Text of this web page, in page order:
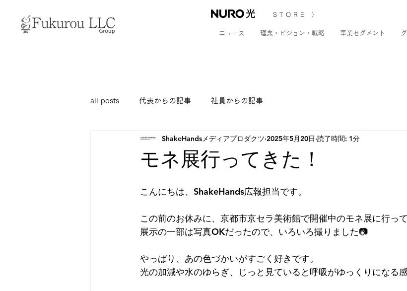
STORE 〉
ニュース 理念・ビジョン・戦略 事業セグメント
all posts 代表からの記事 社員からの記事
モネ展行ってきた！
ShakeHandsメディアプロダクツ 2025年5月20日 読了時間: 1分
こんにちは、ShakeHands広報担当です。
この前のお休みに、京都市京セラ美術館で開催中のモネ展に行って
展示の一部は写真OKだったので、いろいろ撮りました📷
やっぱり、あの色づかいがすごく好きです。
光の加減や水のゆらぎ、じっと見ていると呼吸がゆっくりになる感